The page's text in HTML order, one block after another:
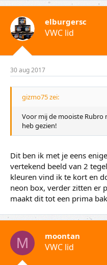
elburgersc
VWC lid
30 aug 2017
gizmo75 zei:
Voor mij de mooiste Rubro
heb gezien!
Dit ben ik met je eens
vertekend beeld van 2
kleuren vind ik te kort en
neon box, verder zitten er
maakt dit tot een prima
M moontan
VWC lid